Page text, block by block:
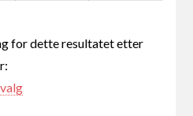
for dette resultatet etter